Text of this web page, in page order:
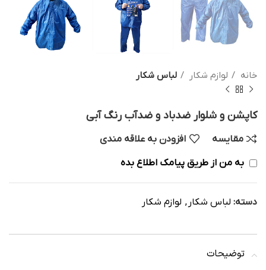
خانه لوازم شکار لباس شکار
کاپشن و شلوار ضدباد و ضدآب رنگ آبی
مقایسه افزودن به علاقه مندی
به من از طریق پیامک اطلاع بده
دسته: لباس شکار , لوازم شکار
توضیحات